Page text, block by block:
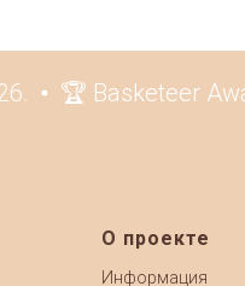
🏆 Basketeer
О проекте
Информация